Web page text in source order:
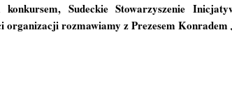
konkursem, Sudeckie Stowarzyszenie
organizacji rozmawiamy z Prezesem Konradem